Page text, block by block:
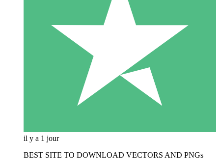
il y a 1 jour
BEST SITE TO DOWNLOAD VECTORS AND PNGs